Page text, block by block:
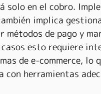
solo en el cobro.
implica
de pago y
casos esto requiere
de e-commerce, lo
herramientas